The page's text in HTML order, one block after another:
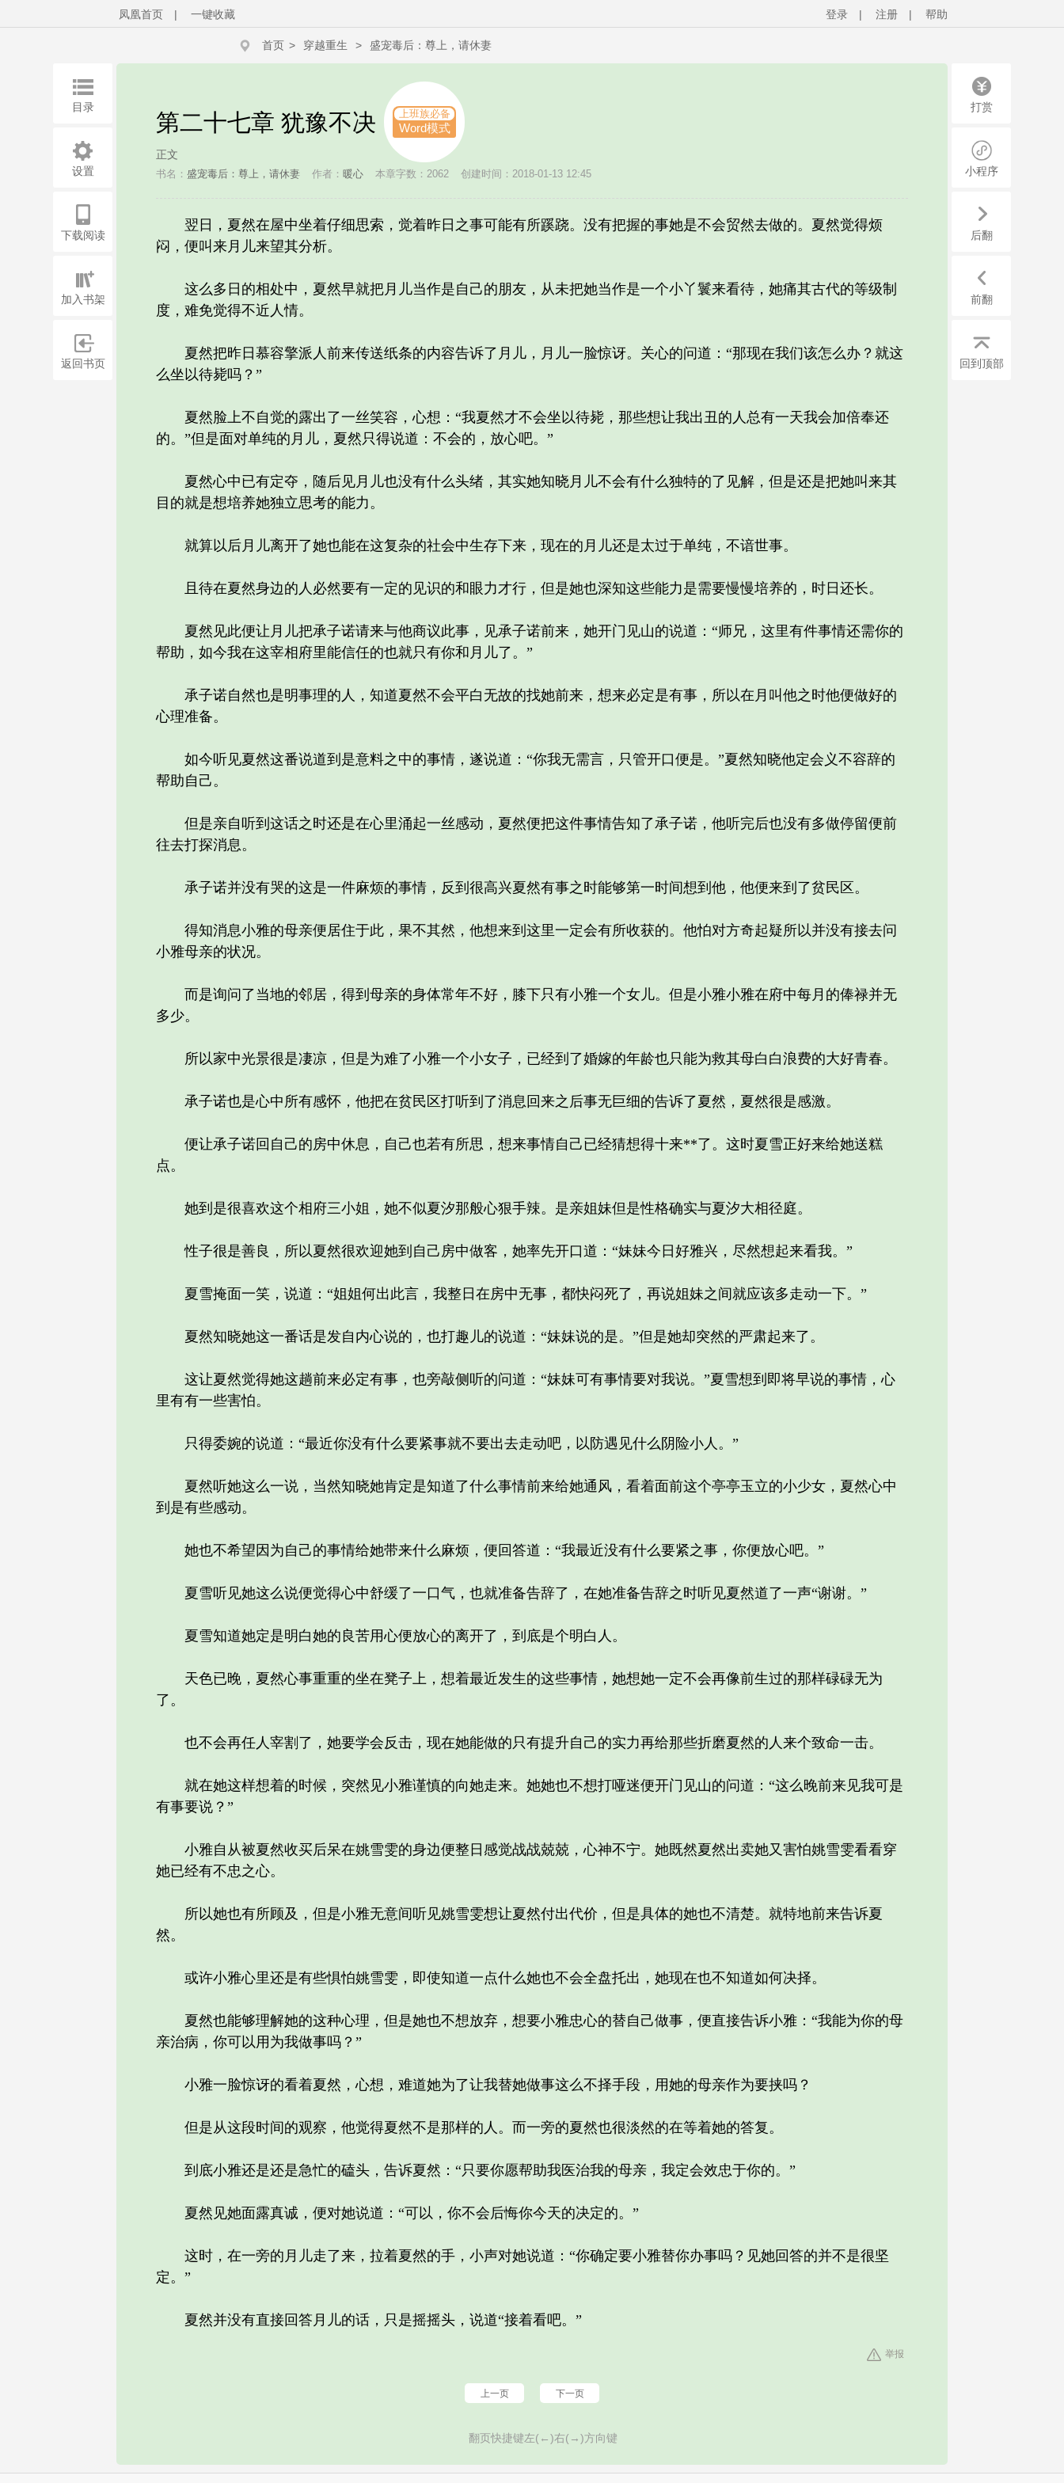
登录 | 注册 | 帮助
凤凰首页 | 一键收藏
首页 > 穿越重生 > 盛宠毒后：尊上，请休妻
第二十七章 犹豫不决 上班族必备
Word模式
正文
书名： 盛宠毒后：尊上，请休妻 作者： 暖心 本章字数：2062 创建时间：2018-01-13 12:45
翌日，夏然在屋中坐着仔细思索，觉着昨日之事可能有所蹊跷。没有把握的事她是不会贸然去做的。夏然觉得烦
闷，便叫来月儿来望其分析。
这么多日的相处中，夏然早就把月儿当作是自己的朋友，从未把她当作是一个小丫鬟来看待，她痛其古代的等级制
度，难免觉得不近人情。
夏然把昨日慕容擎派人前来传送纸条的内容告诉了月儿，月儿一脸惊讶。关心的问道：“那现在我们该怎么办？就这
么坐以待毙吗？”
夏然脸上不自觉的露出了一丝笑容，心想：“我夏然才不会坐以待毙，那些想让我出丑的人总有一天我会加倍奉还
的。”但是面对单纯的月儿，夏然只得说道：不会的，放心吧。”
夏然心中已有定夺，随后见月儿也没有什么头绪，其实她知晓月儿不会有什么独特的了见解，但是还是把她叫来其
目的就是想培养她独立思考的能力。
就算以后月儿离开了她也能在这复杂的社会中生存下来，现在的月儿还是太过于单纯，不谙世事。
且待在夏然身边的人必然要有一定的见识的和眼力才行，但是她也深知这些能力是需要慢慢培养的，时日还长。
夏然见此便让月儿把承子诺请来与他商议此事，见承子诺前来，她开门见山的说道：“师兄，这里有件事情还需你的
帮助，如今我在这宰相府里能信任的也就只有你和月儿了。”
承子诺自然也是明事理的人，知道夏然不会平白无故的找她前来，想来必定是有事，所以在月叫他之时他便做好的
心理准备。
如今听见夏然这番说道到是意料之中的事情，遂说道：“你我无需言，只管开口便是。”夏然知晓他定会义不容辞的
帮助自己。
但是亲自听到这话之时还是在心里涌起一丝感动，夏然便把这件事情告知了承子诺，他听完后也没有多做停留便前
往去打探消息。
承子诺并没有哭的这是一件麻烦的事情，反到很高兴夏然有事之时能够第一时间想到他，他便来到了贫民区。
得知消息小雅的母亲便居住于此，果不其然，他想来到这里一定会有所收获的。他怕对方奇起疑所以并没有接去问
小雅母亲的状况。
而是询问了当地的邻居，得到母亲的身体常年不好，膝下只有小雅一个女儿。但是小雅小雅在府中每月的俸禄并无
多少。
所以家中光景很是凄凉，但是为难了小雅一个小女子，已经到了婚嫁的年龄也只能为救其母白白浪费的大好青春。
承子诺也是心中所有感怀，他把在贫民区打听到了消息回来之后事无巨细的告诉了夏然，夏然很是感激。
便让承子诺回自己的房中休息，自己也若有所思，想来事情自己已经猜想得十来**了。这时夏雪正好来给她送糕
点。
她到是很喜欢这个相府三小姐，她不似夏汐那般心狠手辣。是亲姐妹但是性格确实与夏汐大相径庭。
性子很是善良，所以夏然很欢迎她到自己房中做客，她率先开口道：“妹妹今日好雅兴，尽然想起来看我。”
夏雪掩面一笑，说道：“姐姐何出此言，我整日在房中无事，都快闷死了，再说姐妹之间就应该多走动一下。”
夏然知晓她这一番话是发自内心说的，也打趣儿的说道：“妹妹说的是。”但是她却突然的严肃起来了。
这让夏然觉得她这趟前来必定有事，也旁敲侧听的问道：“妹妹可有事情要对我说。”夏雪想到即将早说的事情，心
里有有一些害怕。
只得委婉的说道：“最近你没有什么要紧事就不要出去走动吧，以防遇见什么阴险小人。”
夏然听她这么一说，当然知晓她肯定是知道了什么事情前来给她通风，看着面前这个亭亭玉立的小少女，夏然心中
到是有些感动。
她也不希望因为自己的事情给她带来什么麻烦，便回答道：“我最近没有什么要紧之事，你便放心吧。”
夏雪听见她这么说便觉得心中舒缓了一口气，也就准备告辞了，在她准备告辞之时听见夏然道了一声“谢谢。”
夏雪知道她定是明白她的良苦用心便放心的离开了，到底是个明白人。
天色已晚，夏然心事重重的坐在凳子上，想着最近发生的这些事情，她想她一定不会再像前生过的那样碌碌无为
了。
也不会再任人宰割了，她要学会反击，现在她能做的只有提升自己的实力再给那些折磨夏然的人来个致命一击。
就在她这样想着的时候，突然见小雅谨慎的向她走来。她她也不想打哑迷便开门见山的问道：“这么晚前来见我可是
有事要说？”
小雅自从被夏然收买后呆在姚雪雯的身边便整日感觉战战兢兢，心神不宁。她既然夏然出卖她又害怕姚雪雯看看穿
她已经有不忠之心。
所以她也有所顾及，但是小雅无意间听见姚雪雯想让夏然付出代价，但是具体的她也不清楚。就特地前来告诉夏
然。
或许小雅心里还是有些惧怕姚雪雯，即使知道一点什么她也不会全盘托出，她现在也不知道如何决择。
夏然也能够理解她的这种心理，但是她也不想放弃，想要小雅忠心的替自己做事，便直接告诉小雅：“我能为你的母
亲治病，你可以用为我做事吗？”
小雅一脸惊讶的看着夏然，心想，难道她为了让我替她做事这么不择手段，用她的母亲作为要挟吗？
但是从这段时间的观察，他觉得夏然不是那样的人。而一旁的夏然也很淡然的在等着她的答复。
到底小雅还是还是急忙的磕头，告诉夏然：“只要你愿帮助我医治我的母亲，我定会效忠于你的。”
夏然见她面露真诚，便对她说道：“可以，你不会后悔你今天的决定的。”
这时，在一旁的月儿走了来，拉着夏然的手，小声对她说道：“你确定要小雅替你办事吗？见她回答的并不是很坚
定。”
夏然并没有直接回答月儿的话，只是摇摇头，说道“接着看吧。”
举报
上一页 下一页
翻页快捷键左(←)右(→)方向键
目录
设置
下载阅读
加入书架
返回书页
打赏
小程序
后翻
前翻
回到顶部